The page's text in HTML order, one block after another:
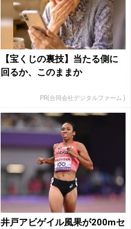
【宝くじの裏技】当たる側に
回るか、このままか
PR(合同会社デジタルファーム )
井戸アビゲイル風果が200mセ